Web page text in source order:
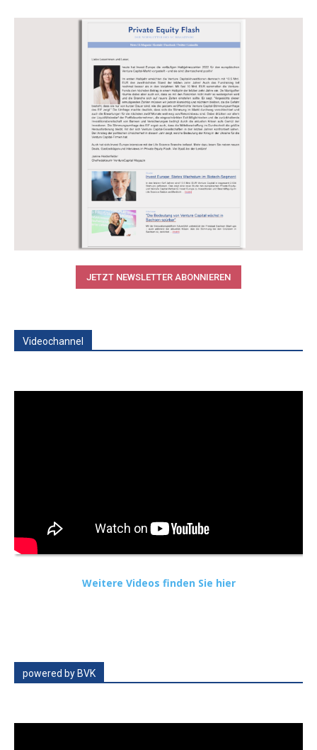
JETZT NEWSLETTER ABONNIEREN
Videochannel
Weitere Videos finden Sie hier
powered by BVK